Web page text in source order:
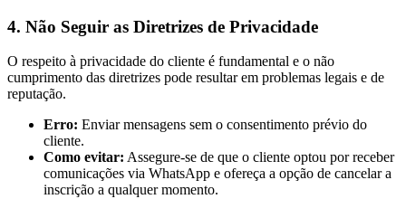
4. Não Seguir as Diretrizes de Privacidade
O respeito à privacidade do cliente é fundamental e o não
cumprimento das diretrizes pode resultar em problemas legais e de
reputação.
Erro: Enviar mensagens sem o consentimento prévio do
cliente.
Como evitar: Assegure-se de que o cliente optou por receber
comunicações via WhatsApp e ofereça a opção de cancelar a
inscrição a qualquer momento.